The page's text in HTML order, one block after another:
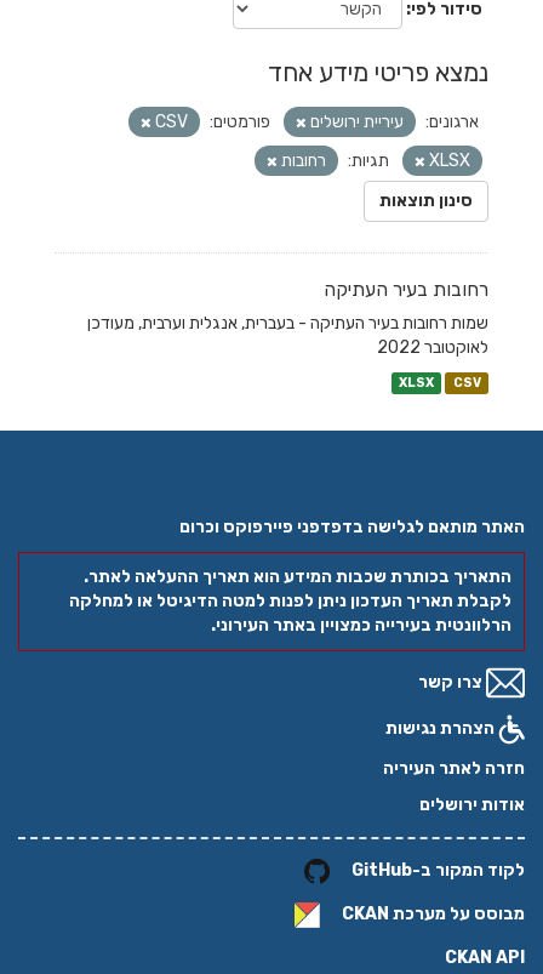
סידור לפי
נמצא פריטי מידע אחד
ארגונים: עיריית ירושלים פורמטים:
CSV
XLSX
תגיות:
רחובות
סינון תוצאות
רחובות בעיר העתיקה
שמות רחובות בעיר העתיקה - בעברית, אנגלית וערבית, מעודכן
לאוקטובר 2022
XLSX CSV
האתר מותאם לגלישה בדפדפני פיירפוקס וכרום
התאריך בכותרת שכבות המידע הוא תאריך ההעלאה לאתר.
לקבלת תאריך העדכון ניתן לפנות למטה הדיגיטל או למחלקה
הרלוונטית בעירייה כמצויין באתר העירוני.
צרו קשר
הצהרת נגישות
חזרה לאתר העיריה
אודות ירושלים
לקוד המקור ב-GitHub
מבוסס על מערכת CKAN
CKAN API